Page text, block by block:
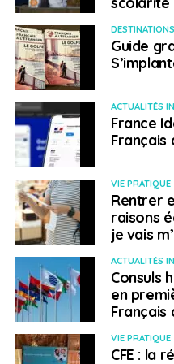
D.G:Les jeunes sont
nous et pourtant ils ont
naturellement, moins
ont déjà une vie familiale,
Le coronavirus a
sur le marché du travail
nombreux jeunes. Nous
La Commission a
mesures pour les jeunes,
l’emploi, l’enseignement
y compris à travers des
Parmi ces mesures, une
garantie jeunesse. Un
et qu’il faut continuer
d’information
résume
jeunes.
Guide
ACTUALITÉS
France
Français
VIE PRATIQUE
Rentrer
raisons
je vais
ACTUALITÉS
Consuls
en
Français
VIE PRATIQUE
CFE : la